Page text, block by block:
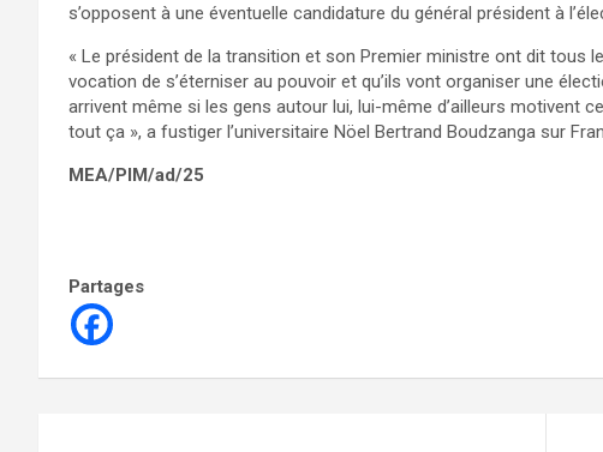
s’opposent à une éventuelle candidature du général président à
« Le président de la transition et son Premier ministre ont dit tous
vocation de s’éterniser au pouvoir et qu’ils vont organiser une
arrivent même si les gens autour lui, lui-même d’ailleurs motivent
tout ça », a fustiger l’universitaire Nöel Bertrand Boudzanga sur
MEA/PIM/ad/25
Partages